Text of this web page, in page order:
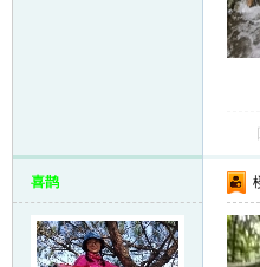
喜鹊